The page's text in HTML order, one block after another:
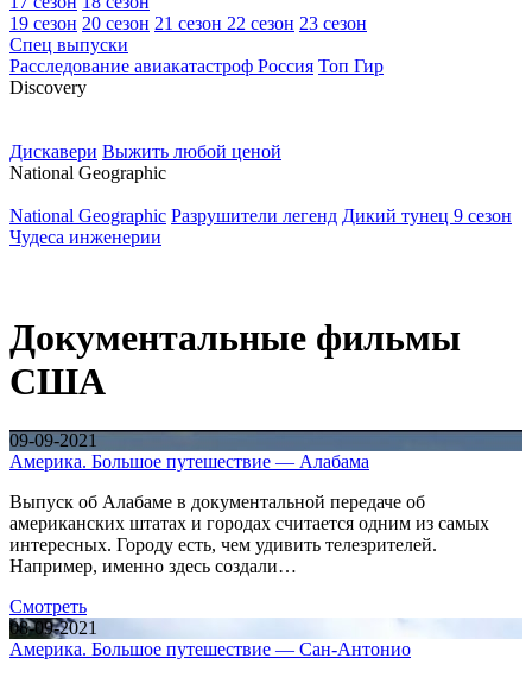
19 сезон 20 сезон 21 сезон 22 сезон 23 сезон
Спец выпуски
Расследование авиакатастроф Россия Топ Гир
Discovery
Дискавери Выжить любой ценой
National Geographic
National Geographic Разрушители легенд Дикий тунец 9 сезон
Чудеса инженерии
Документальные фильмы
США
09-09-2021
Америка. Большое путешествие — Алабама
Выпуск об Алабаме в документальной передаче об
американских штатах и городах считается одним из самых
интересных. Городу есть, чем удивить телезрителей.
Например, именно здесь создали…
Смотреть
08-09-2021
Америка. Большое путешествие — Сан-Антонио